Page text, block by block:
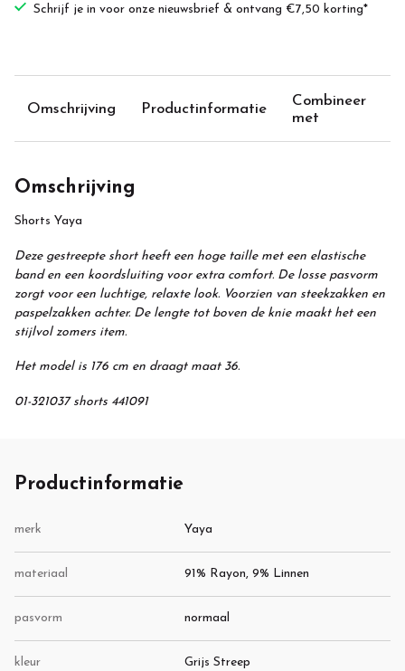
Schrijf je in voor onze nieuwsbrief & ontvang €7,50 korting*
Omschrijving Productinformatie
Combineer
met
Omschrijving
Shorts Yaya
Deze gestreepte short heeft een hoge taille met een elastische
band en een koordsluiting voor extra comfort. De losse pasvorm
zorgt voor een luchtige, relaxte look. Voorzien van steekzakken en
paspelzakken achter. De lengte tot boven de knie maakt het een
stijlvol zomers item.
Het model is 176 cm en draagt maat 36.
01-321037 shorts 441091
Productinformatie
merk Yaya
materiaal 91% Rayon, 9% Linnen
pasvorm normaal
kleur Grijs Streep